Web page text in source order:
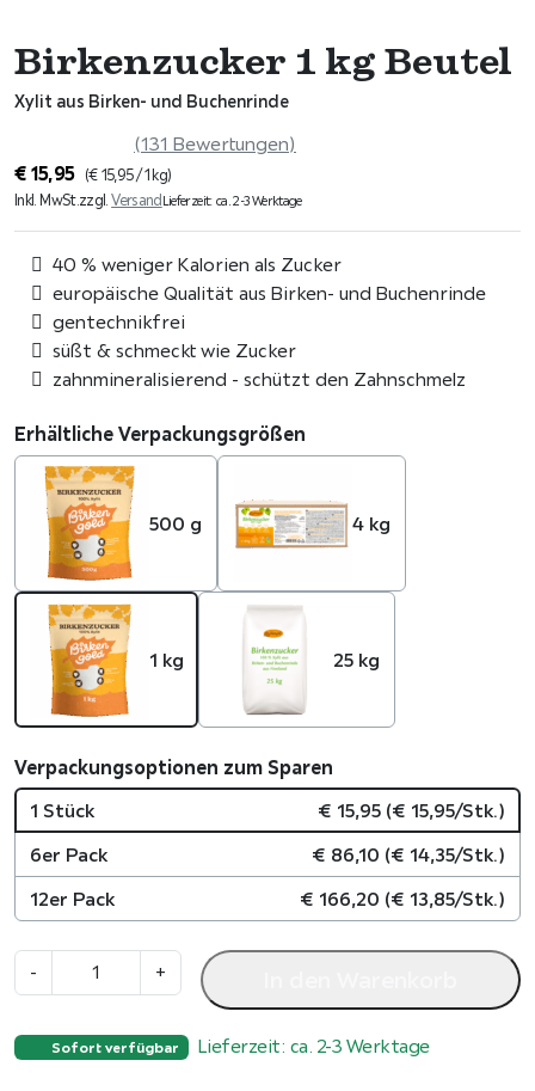
Birkenzucker 1 kg Beutel
Xylit aus Birken- und Buchenrinde
(131 Bewertungen)
€ 15,95 (€ 15,95/ 1 kg)
Inkl. MwSt.zzgl.Versand Lieferzeit: ca. 2-3 Werktage
40 % weniger Kalorien als Zucker
europäische Qualität aus Birken- und Buchenrinde
gentechnikfrei
süßt & schmeckt wie Zucker
zahnmineralisierend - schützt den Zahnschmelz
Erhältliche Verpackungsgrößen
500 g 4 kg
1 kg 25 kg
Verpackungsoptionen zum Sparen
1 Stück
€ 15,95 (€ 15,95/Stk.)
6er Pack
€ 86,10 (€ 14,35/Stk.)
12er Pack
€ 166,20 (€ 13,85/Stk.)
-
i
k
+
Sofort verfügbar Lieferzeit: ca. 2-3 Werktage